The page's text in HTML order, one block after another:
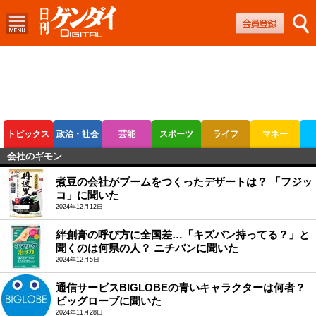
トピックス 政治・社会 芸能 スポーツ ライフ マネー
ボートレース
会社のギモン
煮豆の会社がブームをつくったデザートは？ 「フジッ
コ」に聞いた
2024年12月12日
絆創膏の呼び方に全国差…「キズバン持ってる？」と
聞くのは何県の人？ ニチバンに聞いた
2024年12月5日
通信サービスBIGLOBEの青いキャラクターは何者？
ビッグローブに聞いた
2024年11月28日